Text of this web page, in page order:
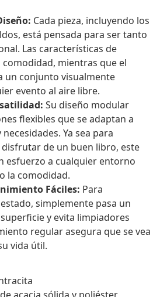
Cada pieza, incluyendo los
está pensada para ser tanto
Las características de
mientras que el
un conjunto visualmente
evento al aire libre.
Su diseño modular
flexibles que se adaptan a
Ya sea para
de un buen libro, este
esfuerzo a cualquier entorno
la comodidad.
Fáciles: Para
simplemente pasa un
y evita limpiadores
regular asegura que se vea
vida útil.